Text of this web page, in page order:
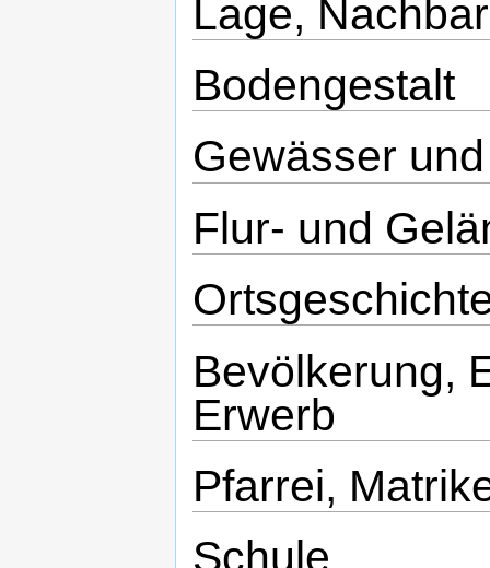
Lage,
Bodengestalt
Gewässer
Flur- und
Bevölkerung,
Erwerb
Pfarrei,
Schule